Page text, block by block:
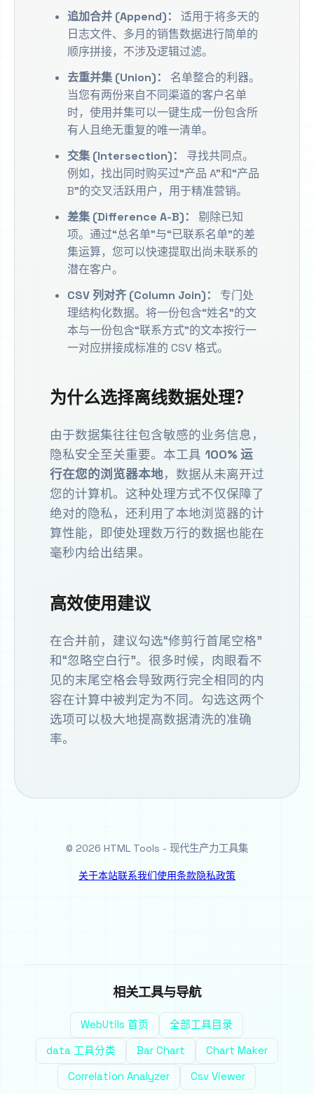
追加合并 (Append)：
适用于将多天的
日志文件、多月的销售数据进行简单的
顺序拼接，不涉及逻辑过滤。
去重并集 (Union)：
名单整合的利器。
当您有两份来自不同渠道的客户名单
时，使用并集可以一键生成一份包含所
有人且绝无重复的唯一清单。
交集 (Intersection)：
寻找共同点。
例如，找出同时购买过“产品 A”和“产品
B”的交叉活跃用户，用于精准营销。
差集 (Difference A-B)：
剔除已知
项。通过“总名单”与“已联系名单”的差
集运算，您可以快速提取出尚未联系的
潜在客户。
CSV 列对齐 (Column Join)：
专门处
理结构化数据。将一份包含“姓名”的文
本与一份包含“联系方式”的文本按行一
一对应拼接成标准的 CSV 格式。
为什么选择离线数据处理？
由于数据集往往包含敏感的业务信息，
隐私安全至关重要。本工具 100% 运
行在您的浏览器本地，数据从未离开过
您的计算机。这种处理方式不仅保障了
绝对的隐私，还利用了本地浏览器的计
算性能，即使处理数万行的数据也能在
毫秒内给出结果。
高效使用建议
在合并前，建议勾选“修剪行首尾空格”
和“忽略空白行”。很多时候，肉眼看不
见的末尾空格会导致两行完全相同的内
容在计算中被判定为不同。勾选这两个
选项可以极大地提高数据清洗的准确
率。
© 2026 HTML Tools - 现代生产力工具集
关于本站联系我们使用条款隐私政策
相关工具与导航
WebUtils 首页 全部工具目录
data 工具分类 Bar Chart Chart Maker
Correlation Analyzer Csv Viewer